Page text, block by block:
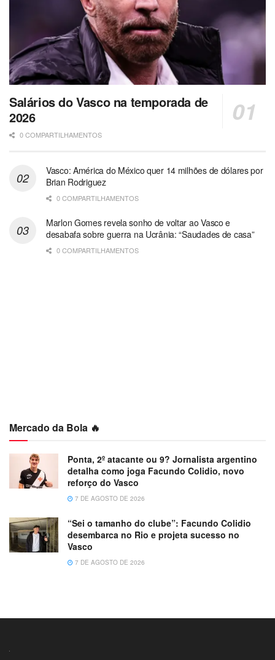
Salários do Vasco na temporada de
2026
0 COMPARTILHAMENTOS
Vasco: América do México quer 14 milhões de dólares por
Brian Rodriguez
0 COMPARTILHAMENTOS
Marlon Gomes revela sonho de voltar ao Vasco e
desabafa sobre guerra na Ucrânia: “Saudades de casa”
0 COMPARTILHAMENTOS
Mercado da Bola 🔥
Ponta, 2º atacante ou 9? Jornalista argentino
detalha como joga Facundo Colidio, novo
reforço do Vasco
7 DE AGOSTO DE 2026
“Sei o tamanho do clube”: Facundo Colidio
desembarca no Rio e projeta sucesso no
Vasco
7 DE AGOSTO DE 2026